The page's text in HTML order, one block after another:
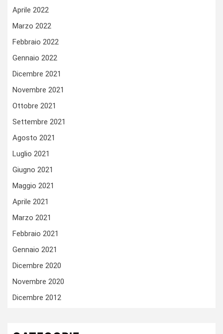
Aprile 2022
Marzo 2022
Febbraio 2022
Gennaio 2022
Dicembre 2021
Novembre 2021
Ottobre 2021
Settembre 2021
Agosto 2021
Luglio 2021
Giugno 2021
Maggio 2021
Aprile 2021
Marzo 2021
Febbraio 2021
Gennaio 2021
Dicembre 2020
Novembre 2020
Dicembre 2012